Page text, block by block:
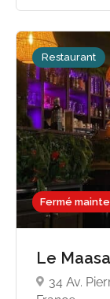
Fermé
Restaurant
Le
34 Av.